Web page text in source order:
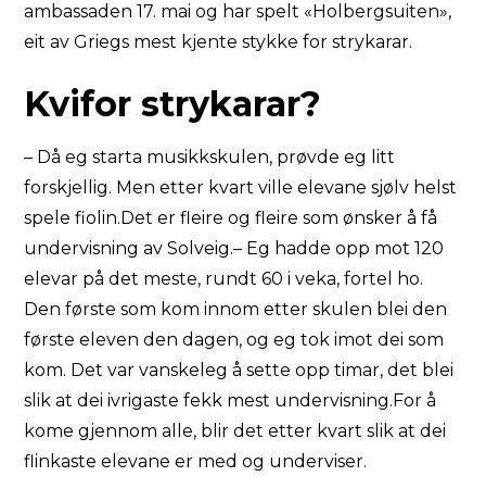
ambassaden 17. mai og har spelt «Holbergsuiten»,
eit av Griegs mest kjente stykke for strykarar.
Kvifor strykarar?
– Då eg starta musikkskulen, prøvde eg litt
forskjellig. Men etter kvart ville elevane sjølv helst
spele fiolin.Det er fleire og fleire som ønsker å få
undervisning av Solveig.– Eg hadde opp mot 120
elevar på det meste, rundt 60 i veka, fortel ho.
Den første som kom innom etter skulen blei den
første eleven den dagen, og eg tok imot dei som
kom. Det var vanskeleg å sette opp timar, det blei
slik at dei ivrigaste fekk mest undervisning.For å
kome gjennom alle, blir det etter kvart slik at dei
flinkaste elevane er med og underviser.